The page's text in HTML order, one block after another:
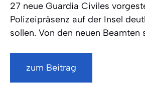
27 neue Guardia Civiles
Polizeipräsenz auf der Insel
sollen. Von den neuen Beamten
zum Beitrag